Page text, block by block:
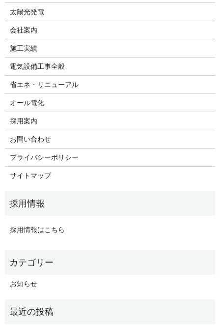
太陽光発電
会社案内
施工実績
電気設備工事全般
省エネ・リニューアル
オール電化
採用案内
お問い合わせ
プライバシーポリシー
サイトマップ
採用情報はこちら
お知らせ